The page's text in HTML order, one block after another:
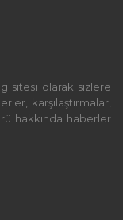
sitesi olarak sizlere
karşılaştırmalar,
hakkında haberler